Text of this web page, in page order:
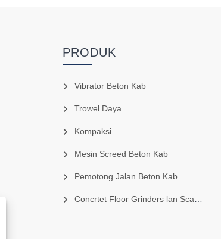
PRODUK
Vibrator Beton Kab
Trowel Daya
Kompaksi
Mesin Screed Beton Kab
Pemotong Jalan Beton Kab
Concrtet Floor Grinders lan Scarifiers